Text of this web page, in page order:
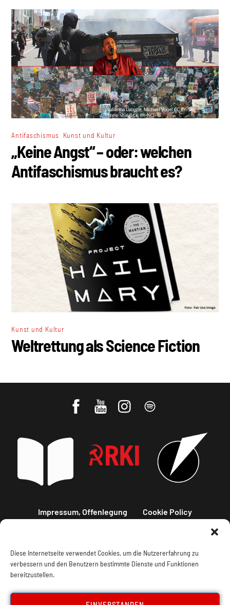
Diese Internetseite verwendet Cookies, um die Nutzererfahrung zu
verbessern und den Benutzern bestimmte Dienste und Funktionen
bereitzustellen.
Antifaschismus Kunst und Kultur
„Keine Angst“ – oder: welchen
Antifaschismus braucht es?
Kunst und Kultur
Weltrettung als Science Fiction
Impressum, Offenlegung Cookie Policy